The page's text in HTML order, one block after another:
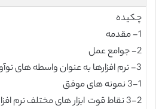
چکیده
1- مقدمه
2- جوامع عمل
3- نرم افزارها به عنوان واسطه های نوآوری
3-1 نمونه های موفق
3-2 نقاط قوت ابزار های مختلف نرم